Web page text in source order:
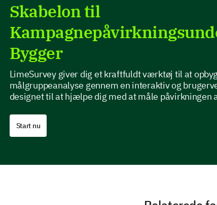
Hvordan vil
- 1
- 2 (Lidt
- 3
- 4 (Meget
Skabelon til
Bygger
LimeSurvey giver dig et kraftfuldt værktøj til at
målgruppeanalyse gennem en interaktiv og
designet til at hjælpe dig med at måle påvirkningen
Start nu